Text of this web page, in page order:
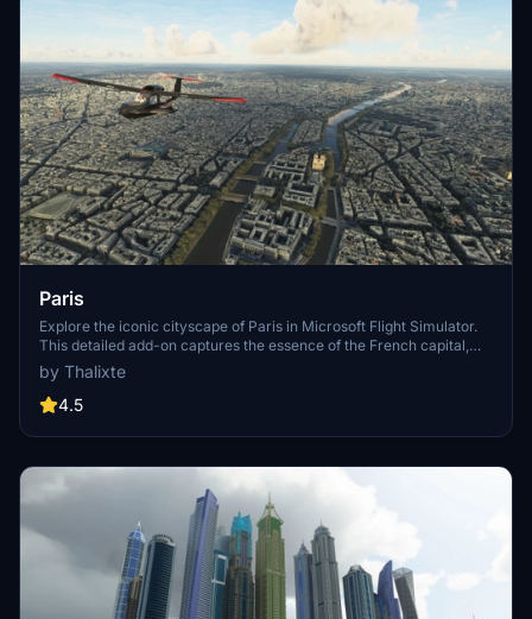
Paris
Explore the iconic cityscape of Paris in Microsoft Flight Simulator.
This detailed add-on captures the essence of the French capital,
featuring famous landmarks and architectural marvels. With
accurate GPS coordinates, immerse yourself in the beauty of Paris,
known for its historical significance and vibrant culture. Download
perspective.
by Thalixte
4.5